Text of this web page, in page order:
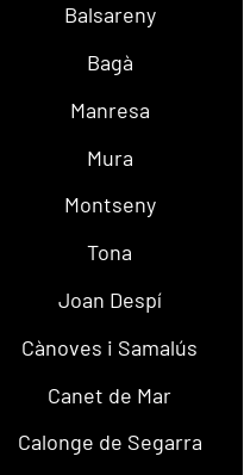
Balsareny
Bagà
Manresa
Mura
Montseny
Tona
Joan Despí
Cànoves i Samalús
Canet de Mar
Calonge de Segarra